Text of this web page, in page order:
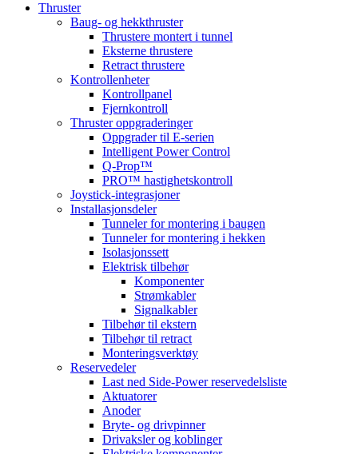
Thruster
Baug- og hekkthruster
Thrustere montert i tunnel
Eksterne thrustere
Retract thrustere
Kontrollenheter
Kontrollpanel
Fjernkontroll
Thruster oppgraderinger
Oppgrader til E-serien
Intelligent Power Control
Q-Prop™
PRO™ hastighetskontroll
Joystick-integrasjoner
Installasjonsdeler
Tunneler for montering i baugen
Tunneler for montering i hekken
Isolasjonssett
Elektrisk tilbehør
Komponenter
Strømkabler
Signalkabler
Tilbehør til ekstern
Tilbehør til retract
Monteringsverktøy
Reservedeler
Last ned Side-Power reservedelsliste
Aktuatorer
Anoder
Bryte- og drivpinner
Drivaksler og koblinger